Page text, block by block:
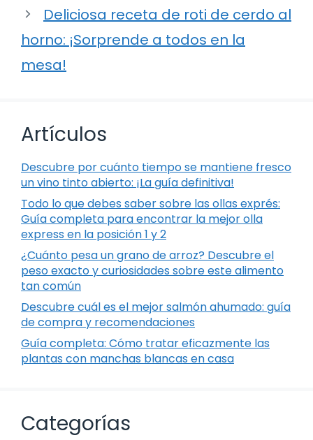
Deliciosa receta de roti de cerdo al
horno: ¡Sorprende a todos en la
mesa!
Artículos
Descubre por cuánto tiempo se mantiene fresco
un vino tinto abierto: ¡La guía definitiva!
Todo lo que debes saber sobre las ollas exprés:
Guía completa para encontrar la mejor olla
express en la posición 1 y 2
¿Cuánto pesa un grano de arroz? Descubre el
peso exacto y curiosidades sobre este alimento
tan común
Descubre cuál es el mejor salmón ahumado: guía
de compra y recomendaciones
Guía completa: Cómo tratar eficazmente las
plantas con manchas blancas en casa
Categorías